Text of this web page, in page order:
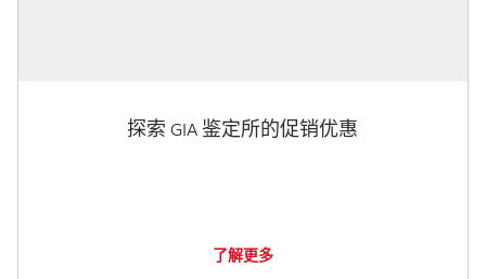
探索 GIA 鉴定所的促销优惠
了解更多